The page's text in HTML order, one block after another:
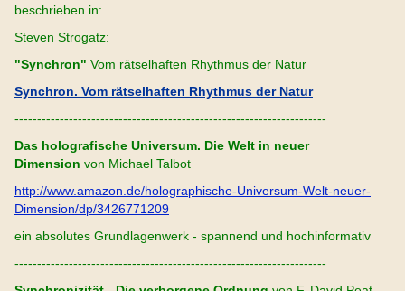
beschrieben in:
Steven Strogatz:
"Synchron" Vom rätselhaften Rhythmus der Natur
Synchron. Vom rätselhaften Rhythmus der Natur
---------------------------------------------------------------------
Das holografische Universum. Die Welt in neuer
Dimension von Michael Talbot
http://www.amazon.de/holographische-Universum-Welt-neuer-
Dimension/dp/3426771209
ein absolutes Grundlagenwerk - spannend und hochinformativ
---------------------------------------------------------------------